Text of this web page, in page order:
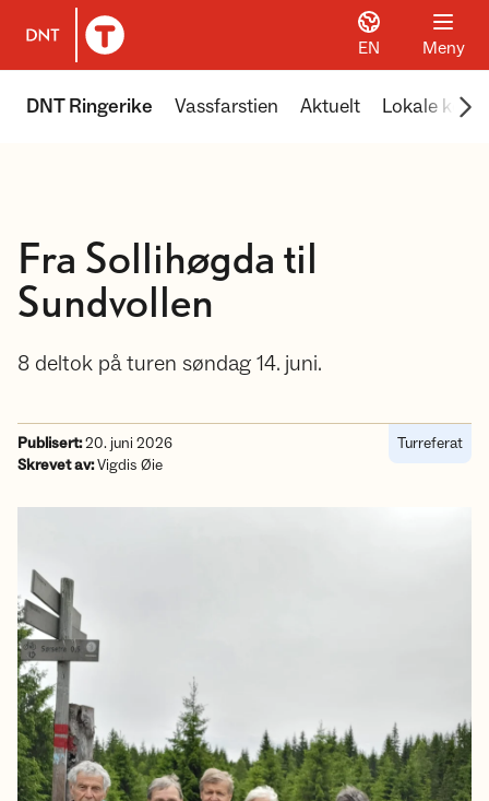
Til DNT.no forside
EN Meny
DNT Ringerike Vassfarstien Aktuelt Lokale koier
Fra Sollihøgda til
Sundvollen
8 deltok på turen søndag 14. juni.
Publisert:20. juni 2026
Skrevet av:Vigdis Øie
Turreferat